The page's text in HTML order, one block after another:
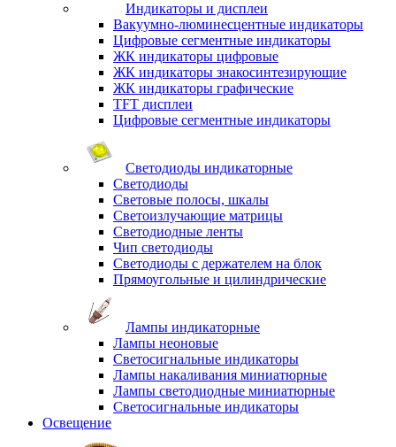
Индикаторы и дисплеи
Вакуумно-люминесцентные индикаторы
Цифровые сегментные индикаторы
ЖК индикаторы цифровые
ЖК индикаторы знакосинтезирующие
ЖК индикаторы графические
TFT дисплеи
Цифровые сегментные индикаторы
Светодиоды индикаторные
Светодиоды
Световые полосы, шкалы
Светоизлучающие матрицы
Светодиодные ленты
Чип светодиоды
Светодиоды с держателем на блок
Прямоугольные и цилиндрические
Лампы индикаторные
Лампы неоновые
Светосигнальные индикаторы
Лампы накаливания миниатюрные
Лампы светодиодные миниатюрные
Светосигнальные индикаторы
Освещение